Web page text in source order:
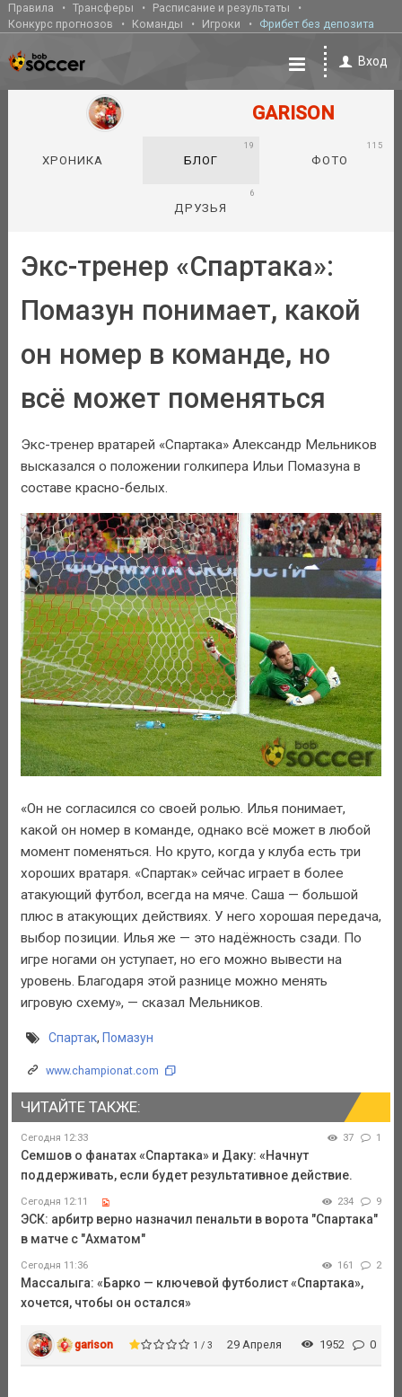
Правила Трансферы
Расписание и результаты
Конкурс прогнозов
Команды Игроки Фрибет без депозита
Вход
GARISON
ХРОНИКА БЛОГ
19
ФОТО
115
ДРУЗЬЯ
6
Экс-тренер «Спартака»:
Помазун понимает, какой
он номер в команде, но
всё может поменяться
Экс-тренер вратарей «Спартака» Александр Мельников
высказался о положении голкипера Ильи Помазуна в
составе красно-белых.
«Он не согласился со своей ролью. Илья понимает,
какой он номер в команде, однако всё может в любой
момент поменяться. Но круто, когда у клуба есть три
хороших вратаря. «Спартак» сейчас играет в более
атакующий футбол, всегда на мяче. Саша — большой
плюс в атакующих действиях. У него хорошая передача,
выбор позиции. Илья же — это надёжность сзади. По
игре ногами он уступает, но его можно вывести на
уровень. Благодаря этой разнице можно менять
игровую схему», — сказал Мельников.
Спартак, Помазун
www.championat.com
ЧИТАЙТЕ ТАКЖЕ:
Сегодня 12:33 37 1
Семшов о фанатах «Спартака» и Даку: «Начнут
поддерживать, если будет результативное действие.
Сегодня 12:11 234 9
ЭСК: арбитр верно назначил пенальти в ворота "Спартака"
в матче с "Ахматом"
Сегодня 11:36 161 2
Массалыга: «Барко — ключевой футболист «Спартака»,
хочется, чтобы он остался»
garison 1 / 3 29 Апреля 1952 0